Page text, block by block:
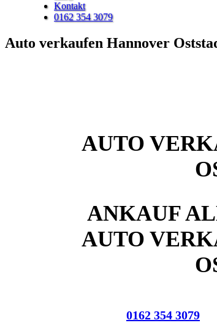
Kontakt
0162 354 3079
Auto verkaufen Hannover
AUTO
ANKAUF
AUTO
0162 354 3079